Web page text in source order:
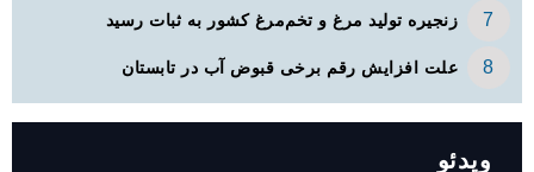
زنجیره تولید مرغ و تخم‌مرغ کشور به ثبات رسید
علت افزایش رقم برخی قبوض آب در تابستان
ویدئو